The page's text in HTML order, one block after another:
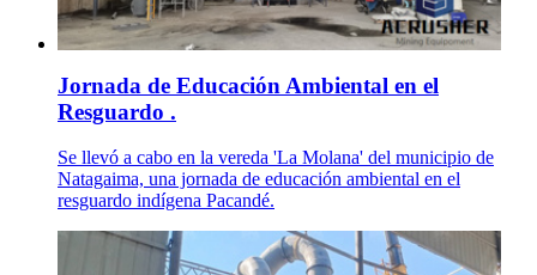
Jornada de Educación Ambiental en el
Resguardo .
Se llevó a cabo en la vereda 'La Molana' del municipio de
Natagaima, una jornada de educación ambiental en el
resguardo indígena Pacandé.